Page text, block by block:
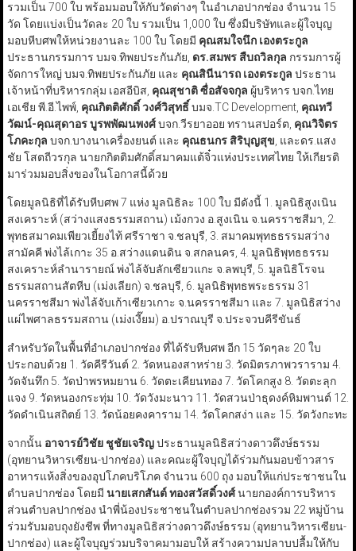
รวมเป็น 700 ใบ พร้อมมอบให้กับวัดต่างๆ ในอำเภอปากช่อง จำนวน 15
วัด โดยแบ่งเป็นวัดละ 20 ใบ รวมเป็น 1,000 ใบ ซึ่งมีบริษัทและผู้ใจบุญ
มอบหีบศพให้หน่วยงานละ 100 ใบ โดยมี คุณสมใจนึก เองตระกูล
ประธานกรรมการ บมจ.ทิพยประกันภัย, ดร.สมพร สืบถวิลกุล กรรมการผู้
จัดการใหญ่ บมจ.ทิพยประกันภัย และ คุณสินีนารถ เองตระกูล ประธาน
เจ้าหน้าที่บริหารกลุ่ม เอสอีบิส, คุณสุชาติ ซื่อสัจจกุล ผู้บริหาร บจก.ไทย
เอเชีย พี.อี.ไพพ์, คุณกิตติศักดิ์ วงศ์วิสุทธิ์บมจ.TC Development, คุณทวี
วัฒน์-คุณสุดาอร บูรพพัฒนพงศ์บจก.วีรยาออย ทรานสปอร์ต, คุณวิจิตร
โภคะกุล บจก.บางนาเครื่องยนต์ และ คุณธนกร สิริบุญสุข, และดร.แสง
ชัย โสตถีวรกุล นายกกิตติมศักดิ์สมาคมแต้จิ๋วแห่งประเทศไทย ให้เกียรติ
มาร่วมมอบสิ่งของในโอกาสนี้ด้วย
โดยมูลนิธิที่ได้รับหีบศพ 7 แห่ง มูลนิธิละ 100 ใบ มีดังนี้ 1. มูลนิธิสูงเนิน
สงเคราะห์ (สว่างแสงธรรมสถาน) เม้งกวง อ.สูงเนิน จ.นครราชสีมา, 2.
พุทธสมาคมเพียวเยี้ยงไท้ ศรีราชา จ.ชลบุรี, 3. สมาคมพุทธธรรมสว่าง
สามัคคี พ่งไล้เกาะ 35 อ.สว่างแดนดิน จ.สกลนคร, 4. มูลนิธิพุทธธรรม
สงเคราะห์ลำนารายณ์ พ่งไล้จับลักเซียวแกะ จ.ลพบุรี, 5. มูลนิธิโรจน
ธรรมสถานสัตหีบ (เม่งเลียก) จ.ชลบุรี, 6. มูลนิธิพุทธพระธรรม 31
นครราชสีมา พ่งไล้จับเก้าเซียวเกาะ จ.นครราชสีมา และ 7. มูลนิธิสว่าง
แผ่ไพศาลธรรมสถาน (เม่งเงี๊ยม) อ.ปราณบุรี จ.ประจวบคีรีขันธ์
สำหรับวัดในพื้นที่อำเภอปากช่อง ที่ได้รับหีบศพ อีก 15 วัดๆละ 20 ใบ
ประกอบด้วย 1. วัดคีรีวันต์ 2. วัดหนองสาหร่าย 3. วัดมิตรภาพวราราม 4.
วัดจันทึก 5. วัดป่าพรหมยาน 6. วัดตะเคียนทอง 7. วัดโคกสูง 8. วัดตะลุก
แจง 9. วัดหนองกระทุ่ม 10. วัดวังมะนาว 11. วัดสวนป่าธุดงค์หิมพานต์ 12.
วัดดำเนินสถิตย์ 13. วัดน้อยคงคาราม 14. วัดโคกสง่า และ 15. วัดวังกะทะ
จากนั้น อาจารย์วิชัย ชูชัยเจริญประธานมูลนิธิสว่างดาวดึงษ์ธรรม
(อุทยานวิหารเซียน-ปากช่อง) และคณะผู้ใจบุญได้ร่วมกันมอบข้าวสาร
อาหารแห้งสิ่งของอุปโภคบริโภค จำนวน 600 ถุง มอบให้แก่ประชาชนใน
ตำบลปากช่อง โดยมี นายเสกสันต์ ทองสวัสดิ์วงศ์นายกองค์การบริหาร
ส่วนตำบลปากช่อง นำพี่น้องประชาชนในตำบลปากช่องรวม 22 หมู่บ้าน
ร่วมรับมอบถุงยังชีพ ที่ทางมูลนิธิสว่างดาวดึงษ์ธรรม (อุทยานวิหารเซียน-
ปากช่อง) และผู้ใจบุญร่วมบริจาคมามอบให้ สร้างความปลาบปลื้มให้กับ